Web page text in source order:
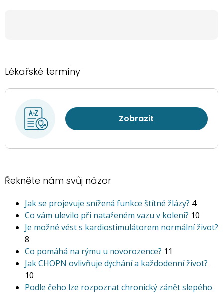
Lékařské termíny
Zobrazit
Řekněte nám svůj názor
Jak se projevuje snížená funkce štítné žlázy? 4
Co vám ulevilo při nataženém vazu v koleni? 10
Je možné vést s kardiostimu­látorem normální život?
8
Co pomáhá na rýmu u novorozence? 11
Jak CHOPN ovlivňuje dýchání a každodenní život?
10
Podle čeho lze rozpoznat chronický zánět slepého